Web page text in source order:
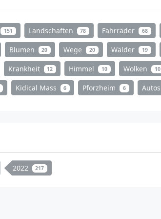
151 Landschaften 78 Fahrräder 68
Blumen 20 Wege 20 Wälder 19
Krankheit 12 Himmel 10 Wolken 10
Kidical Mass 6 Pforzheim 6 Autos
2022 217